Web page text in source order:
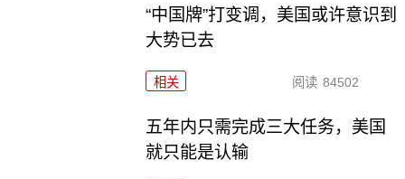
“中国牌”打变调，美国或许意识到
大势已去
相关 阅读 84502
五年内只需完成三大任务，美国
就只能是认输